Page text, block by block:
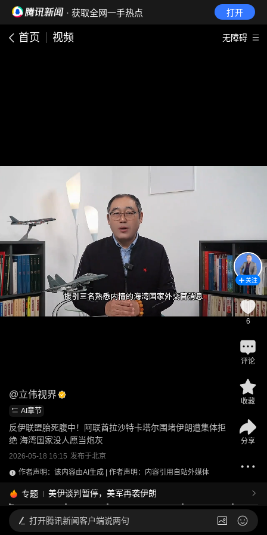
· 获取全网一手热点 打开
首页 视频 无障碍
@立伟视界
AI章节
反伊联盟胎死腹中！阿联酋拉沙特卡塔尔围堵伊朗遭集体拒
绝 海湾国家没人愿当炮灰
2026-05-18 16:15 发布于北京
作者声明：该内容由AI生成 | 作者声明：内容引用自站外媒体
专题 美伊谈判暂停，美军再袭伊朗
关注
6
评论
收藏
分享
打开腾讯新闻客户端说两句